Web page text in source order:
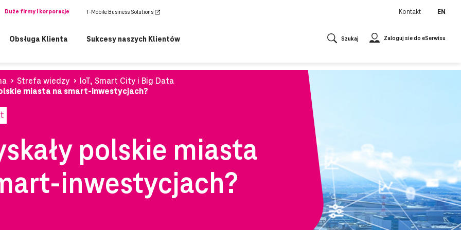
Duże firmy i korporacje T-Mobile Business Solutions Kontakt EN
Obsługa Klienta Sukcesy naszych Klientów Szukaj Zaloguj sie do eSerwisu
Strefa wiedzy
IoT, Smart City i Big Data
miasta na smart-inwestycjach?
polskie miasta
inwestycjach?